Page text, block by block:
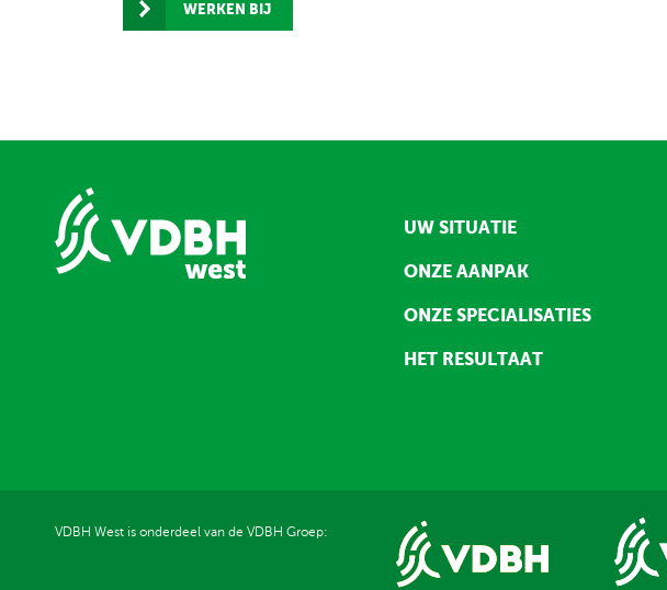
WERKEN BIJ
UW SITUATIE
ONZE AANPAK
ONZE SPECIALISATIES
HET RESULTAAT
VDBH West is onderdeel van de VDBH Groep: